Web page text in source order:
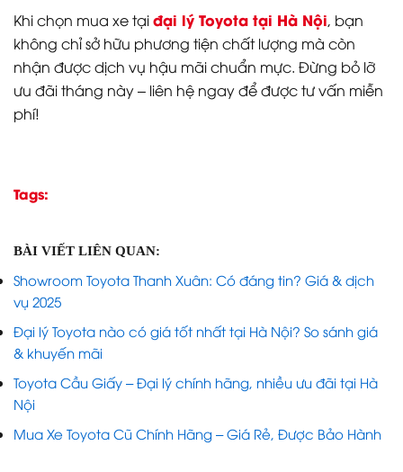
Khi chọn mua xe tạiđại lý Toyota tại Hà Nội, bạn
không chỉ sở hữu phương tiện chất lượng mà còn
nhận được dịch vụ hậu mãi chuẩn mực. Đừng bỏ lỡ
ưu đãi tháng này – liên hệ ngay để được tư vấn miễn
phí!
Tags:
BÀI VIẾT LIÊN QUAN:
Showroom Toyota Thanh Xuân: Có đáng tin? Giá & dịch
vụ 2025
Đại lý Toyota nào có giá tốt nhất tại Hà Nội? So sánh giá
& khuyến mãi
Toyota Cầu Giấy – Đại lý chính hãng, nhiều ưu đãi tại Hà
Nội
Mua Xe Toyota Cũ Chính Hãng – Giá Rẻ, Được Bảo Hành